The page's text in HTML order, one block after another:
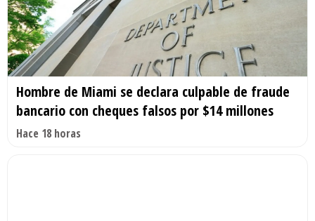
Hombre de Miami se declara culpable de fraude
bancario con cheques falsos por $14 millones
Hace 18 horas